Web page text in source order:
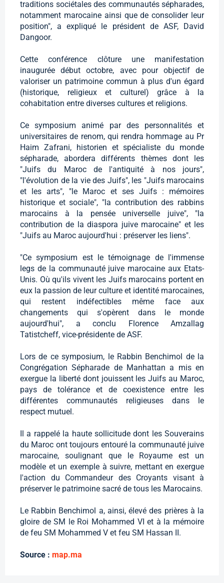
traditions sociétales des communautés sépharades,
notamment marocaine ainsi que de consolider leur
position", a expliqué le président de ASF, David
Dangoor.
Cette conférence clôture une manifestation
inaugurée début octobre, avec pour objectif de
valoriser un patrimoine commun à plus d'un égard
(historique, religieux et culturel) grâce à la
cohabitation entre diverses cultures et religions.
Ce symposium animé par des personnalités et
universitaires de renom, qui rendra hommage au Pr
Haim Zafrani, historien et spécialiste du monde
sépharade, abordera différents thèmes dont les
"Juifs du Maroc de l'antiquité à nos jours",
"l'évolution de la vie des Juifs", les "Juifs marocains
et les arts", "le Maroc et ses Juifs : mémoires
historique et sociale", "la contribution des rabbins
marocains à la pensée universelle juive", "la
contribution de la diaspora juive marocaine" et les
"Juifs au Maroc aujourd'hui : préserver les liens".
"Ce symposium est le témoignage de l'immense
legs de la communauté juive marocaine aux Etats-
Unis. Où qu'ils vivent les Juifs marocains portent en
eux la passion de leur culture et identité marocaines,
qui restent indéfectibles même face aux
changements qui s'opèrent dans le monde
aujourd'hui", a conclu Florence Amzallag
Tatistcheff, vice-présidente de ASF.
Lors de ce symposium, le Rabbin Benchimol de la
Congrégation Sépharade de Manhattan a mis en
exergue la liberté dont jouissent les Juifs au Maroc,
pays de tolérance et de coexistence entre les
différentes communautés religieuses dans le
respect mutuel.
Il a rappelé la haute sollicitude dont les Souverains
du Maroc ont toujours entouré la communauté juive
marocaine, soulignant que le Royaume est un
modèle et un exemple à suivre, mettant en exergue
l'action du Commandeur des Croyants visant à
préserver le patrimoine sacré de tous les Marocains.
Le Rabbin Benchimol a, ainsi, élevé des prières à la
gloire de SM le Roi Mohammed VI et à la mémoire
de feu SM Mohammed V et feu SM Hassan II.
Source : map.ma